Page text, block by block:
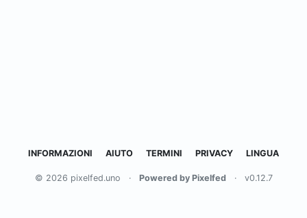
INFORMAZIONI AIUTO TERMINI PRIVACY LINGUA
© 2026 pixelfed.uno · Powered by Pixelfed · v0.12.7